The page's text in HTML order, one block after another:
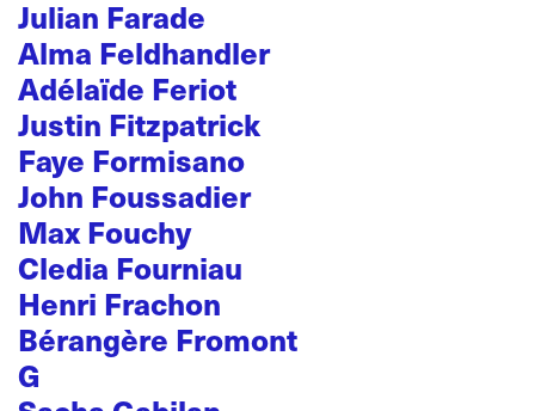
Julian Farade
Alma Feldhandler
Adélaïde Feriot
Justin Fitzpatrick
Faye Formisano
John Foussadier
Max Fouchy
Cledia Fourniau
Henri Frachon
Bérangère Fromont
G